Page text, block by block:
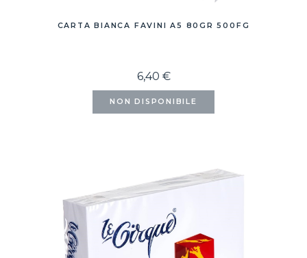
CARTA BIANCA FAVINI A5 80GR 500FG
6,40 €
NON DISPONIBILE